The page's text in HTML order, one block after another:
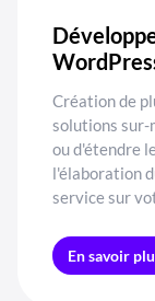
Création de
solutions sur-
ou d'étendre
l'élaboration
service sur
En savoir